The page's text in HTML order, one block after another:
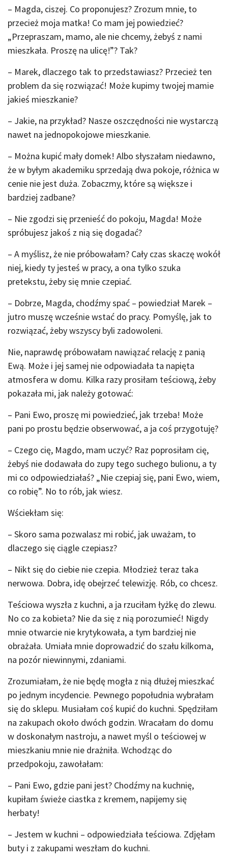
– Magda, ciszej. Co proponujesz? Zrozum mnie, to
przecież moja matka! Co mam jej powiedzieć?
„Przepraszam, mamo, ale nie chcemy, żebyś z nami
mieszkała. Proszę na ulicę!”? Tak?
– Marek, dlaczego tak to przedstawiasz? Przecież ten
problem da się rozwiązać! Może kupimy twojej mamie
jakieś mieszkanie?
– Jakie, na przykład? Nasze oszczędności nie wystarczą
nawet na jednopokojowe mieszkanie.
– Można kupić mały domek! Albo słyszałam niedawno,
że w byłym akademiku sprzedają dwa pokoje, różnica w
cenie nie jest duża. Zobaczmy, które są większe i
bardziej zadbane?
– Nie zgodzi się przenieść do pokoju, Magda! Może
spróbujesz jakoś z nią się dogadać?
– A myślisz, że nie próbowałam? Cały czas skaczę wokół
niej, kiedy ty jesteś w pracy, a ona tylko szuka
pretekstu, żeby się mnie czepiać.
– Dobrze, Magda, chodźmy spać – powiedział Marek –
jutro muszę wcześnie wstać do pracy. Pomyślę, jak to
rozwiązać, żeby wszyscy byli zadowoleni.
Nie, naprawdę próbowałam nawiązać relację z panią
Ewą. Może i jej samej nie odpowiadała ta napięta
atmosfera w domu. Kilka razy prosiłam teściową, żeby
pokazała mi, jak należy gotować:
– Pani Ewo, proszę mi powiedzieć, jak trzeba! Może
pani po prostu będzie obserwować, a ja coś przygotuję?
– Czego cię, Magdo, mam uczyć? Raz poprosiłam cię,
żebyś nie dodawała do zupy tego suchego bulionu, a ty
mi co odpowiedziałaś? „Nie czepiaj się, pani Ewo, wiem,
co robię”. No to rób, jak wiesz.
Wściekłam się:
– Skoro sama pozwalasz mi robić, jak uważam, to
dlaczego się ciągle czepiasz?
– Nikt się do ciebie nie czepia. Młodzież teraz taka
nerwowa. Dobra, idę obejrzeć telewizję. Rób, co chcesz.
Teściowa wyszła z kuchni, a ja rzuciłam łyżkę do zlewu.
No co za kobieta? Nie da się z nią porozumieć! Nigdy
mnie otwarcie nie krytykowała, a tym bardziej nie
obrażała. Umiała mnie doprowadzić do szału kilkoma,
na pozór niewinnymi, zdaniami.
Zrozumiałam, że nie będę mogła z nią dłużej mieszkać
po jednym incydencie. Pewnego popołudnia wybrałam
się do sklepu. Musiałam coś kupić do kuchni. Spędziłam
na zakupach około dwóch godzin. Wracałam do domu
w doskonałym nastroju, a nawet myśl o teściowej w
mieszkaniu mnie nie drażniła. Wchodząc do
przedpokoju, zawołałam:
– Pani Ewo, gdzie pani jest? Chodźmy na kuchnię,
kupiłam świeże ciastka z kremem, napijemy się
herbaty!
– Jestem w kuchni – odpowiedziała teściowa. Zdjęłam
buty i z zakupami weszłam do kuchni.